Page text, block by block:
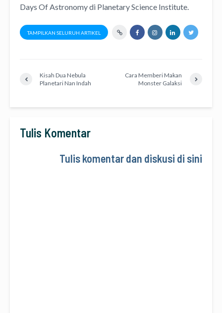
Days Of Astronomydi Planetary Science Institute
TAMPILKAN SELURUH ARTIKEL
Kisah Dua Nebula
Planetari Nan Indah
Cara Memberi Makan
Monster Galaksi
Tulis Komentar
Tulis komentar dan diskusi di sini